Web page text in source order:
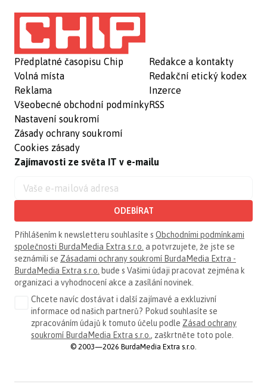
Předplatné časopisu Chip
Volná místa
Reklama
Všeobecné obchodní podmínky
Nastavení soukromí
Zásady ochrany soukromí
Cookies zásady
Redakce a kontakty
Redakční etický kodex
Inzerce
RSS
Zajímavosti ze světa IT v e-mailu
ODEBÍRAT
Přihlášením k newsletteru souhlasíte s Obchodními podmínkami
společnosti BurdaMedia Extra s.r.o. a potvrzujete, že jste se
seznámili se Zásadami ochrany soukromí BurdaMedia Extra -
BurdaMedia Extra s.r.o. bude s Vašimi údaji pracovat zejména k
organizaci a vyhodnocení akce a zasílání novinek.
Chcete navíc dostávat i další zajímavé a exkluzivní
informace od našich partnerů? Pokud souhlasíte se
zpracováním údajů k tomuto účelu podle Zásad ochrany
soukromí BurdaMedia Extra s.r.o. , zaškrtněte toto pole.
© 2003—2026 BurdaMedia Extra s.r.o.